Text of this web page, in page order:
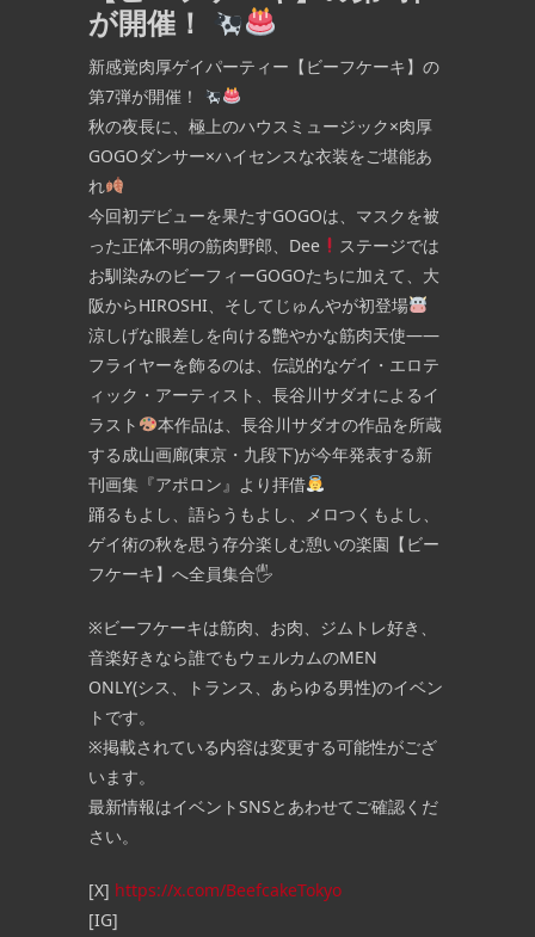
が開催！
新感覚肉厚ゲイパーティー【ビーフケーキ】の
第7弾が開催！
秋の夜長に、極上のハウスミュージック×肉厚
GOGOダンサー×ハイセンスな衣装をご堪能あ
れ
今回初デビューを果たすGOGOは、マスクを被
った正体不明の筋肉野郎、Dee
ステージでは
お馴染みのビーフィーGOGOたちに加えて、大
阪からHIROSHI、そしてじゅんやが初登場
涼しげな眼差しを向ける艶やかな筋肉天使——
フライヤーを飾るのは、伝説的なゲイ・エロテ
ィック・アーティスト、長谷川サダオによるイ
ラスト
本作品は、長谷川サダオの作品を所蔵
する成山画廊(東京・九段下)が今年発表する新
刊画集『アポロン』より拝借
踊るもよし、語らうもよし、メロつくもよし、
ゲイ術の秋を思う存分楽しむ憩いの楽園【ビー
フケーキ】へ全員集合🖐️
※ビーフケーキは筋肉、お肉、ジムトレ好き、
音楽好きなら誰でもウェルカムのMEN
ONLY(シス、トランス、あらゆる男性)のイベン
トです。
※掲載されている内容は変更する可能性がござ
います。
最新情報はイベントSNSとあわせてご確認くだ
さい。
[X] https://x.com/BeefcakeTokyo
[IG]